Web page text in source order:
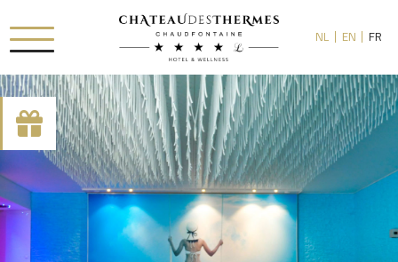
[availability_search category_dropdown="true"
category_include="sejour, chambre"]
RUE HAUSTER 9, B-4050 CHAUDFONTAINE
+32(0)4 367 80 67
INFO[AT]CHATEAUDESTHERMES.BE
NL EN FR